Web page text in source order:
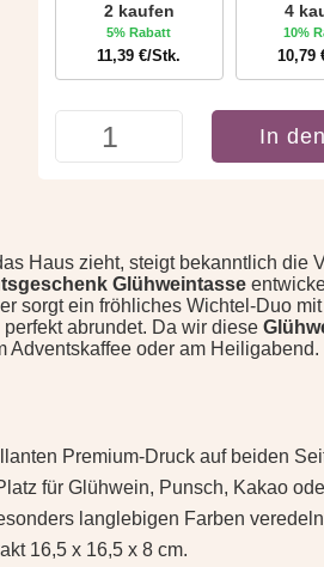
2 kaufen
5% Rabatt
11,39€/Stk.
4
10%
10,79
Glühweintasse
Endlich
Lustige
Wichtel-
Tasse
Menge
In
Haus zieht, steigt bekanntlich die
Glühweintasse
sorgt ein fröhliches Wichtel-Duo
perfekt abrundet. Da wir diese
oder am
Premium-Druck auf beiden
für Glühwein, Punsch, Kakao
langlebigen Farben
16,5 x 16,5 x 8 cm.